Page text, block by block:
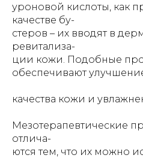
уроновой кислоты, как
качестве бу-
стеров – их вводят в
ревитализа-
ции кожи. Подобные
обеспечивают
качества кожи и
Мезотерапевтические
отлича-
ются тем, что их можно